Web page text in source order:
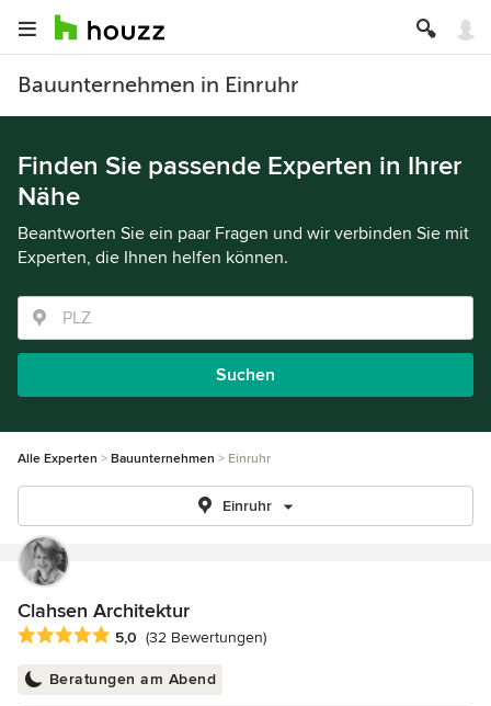
Bauunternehmen in Einruhr
Finden Sie passende Experten in Ihrer
Nähe
Beantworten Sie ein paar Fragen und wir verbinden Sie mit
Experten, die Ihnen helfen können.
Suchen
Alle Experten Bauunternehmen Einruhr
Einruhr
Clahsen Architektur
Durchschnittliche Bewertung: 5 von 5 Sternen
5,0 (32 Bewertungen)
Beratungen am Abend